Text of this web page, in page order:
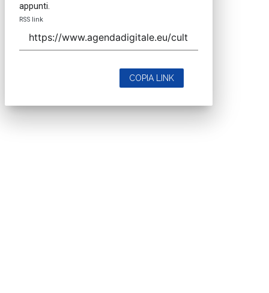
appunti.
RSS link
COPIA LINK